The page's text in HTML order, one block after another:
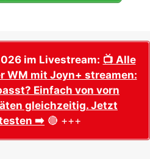
im Livestream: 📺 Alle
WM mit Joyn+ streamen:
Einfach von vorn
gleichzeitig. Jetzt
➡️ 🔴 +++